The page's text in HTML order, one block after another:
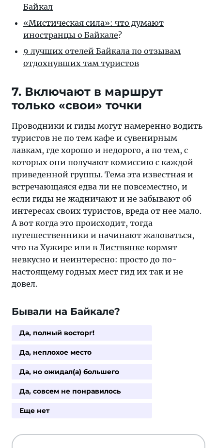
Байкал
«Мистическая сила»: что думают
иностранцы о Байкале?
9 лучших отелей Байкала по отзывам
отдохнувших там туристов
7. Включают в маршрут
только «свои» точки
Проводники и гиды могут намеренно водить
туристов не по тем кафе и сувенирным
лавкам, где хорошо и недорого, а по тем, с
которых они получают комиссию с каждой
приведенной группы. Тема эта известная и
встречающаяся едва ли не повсеместно, и
если гиды не жадничают и не забывают об
интересах своих туристов, вреда от нее мало.
А вот когда это происходит, тогда
путешественники и начинают жаловаться,
что на Хужире или в Листвянке кормят
невкусно и неинтересно: просто до по-
настоящему годных мест гид их так и не
довел.
Бывали на Байкале?
Да, полный восторг!
Да, неплохое место
Да, но ожидал(а) большего
Да, совсем не понравилось
Еще нет